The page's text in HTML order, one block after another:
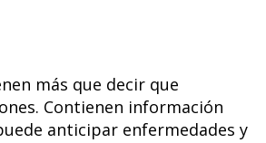
más que decir que
Contienen información
anticipar enfermedades y